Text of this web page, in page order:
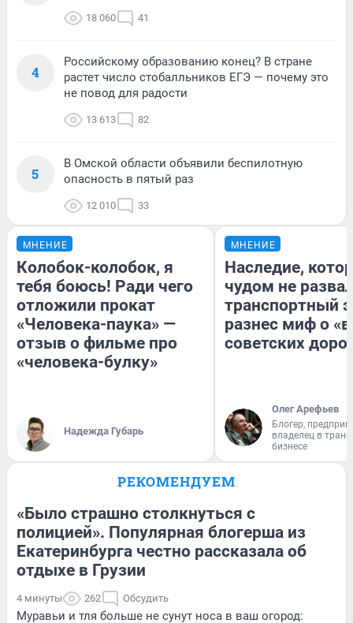
18 060 41
4
Российскому образованию конец? В стране
растет число стобалльников ЕГЭ — почему это
не повод для радости
13 613 82
5
В Омской области объявили беспилотную
опасность в пятый раз
12 010 33
МНЕНИЕ
Колобок-колобок, я
тебя боюсь! Ради чего
отложили прокат
«Человека-паука» —
отзыв о фильме про
«человека-булку»
Надежда Губарь
МНЕНИЕ
Наследие,
чудом не
транспортный
разнес миф о
советских
Олег Арефьев
Блогер,
владелец в
бизнесе
РЕКОМЕНДУЕМ
«Было страшно столкнуться с
полицией». Популярная блогерша из
Екатеринбурга честно рассказала об
отдыхе в Грузии
4 минуты 262 Обсудить
Муравьи и тля больше не сунут носа в ваш огород: